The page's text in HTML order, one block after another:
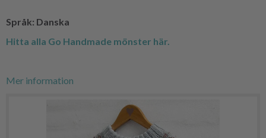
Språk: Danska
Hitta alla Go Handmade mönster här.
Mer information